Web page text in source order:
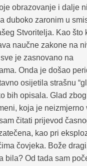
obrazovanje i dalje
duboko zaronim u
Stvoritelja. Kao što
naučne zakone na
je zasnovano na
Onda je došao
osijetila strašnu
bih opisala. Glad
koja je neizmjerno
čitati prijevod
kao pri
čovjeka. Bože
bila? Od tada sam